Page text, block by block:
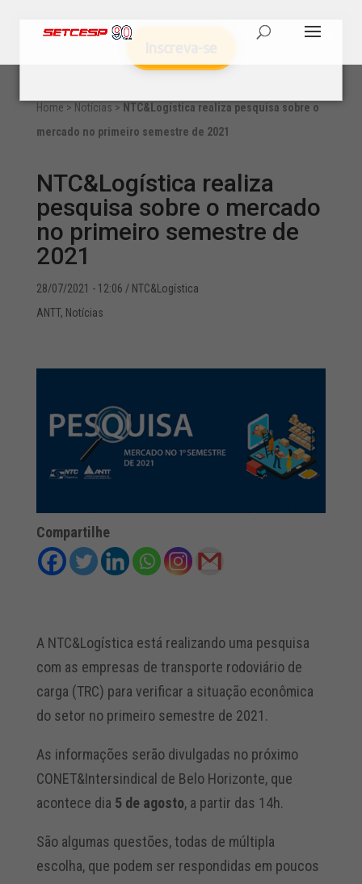
Home > Notícias > NTC&Logística realiza pesquisa sobre o
mercado no primeiro semestre de 2021
NTC&Logística realiza
pesquisa sobre o mercado
no primeiro semestre de
2021
28/07/2021 - 12:06 / NTC&Logística
ANTT, Notícias
Compartilhe
A NTC&Logística está realizando uma pesquisa
com as empresas de transporte rodoviário de
carga (TRC) para verificar a situação econômica
do setor no primeiro semestre de 2021.
As informações serão divulgadas no próximo
CONET&Intersindical de Belo Horizonte, que
acontece dia 5 de agosto, a partir das 14h.
São algumas questões, todas de múltipla
escolha, que podem ser respondidas em poucos